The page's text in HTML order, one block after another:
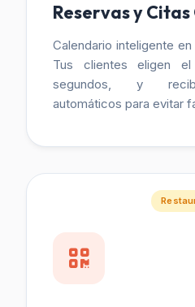
Reservas y
Calendario inteligente
Tus clientes eligen
segundos, y
automáticos para evitar